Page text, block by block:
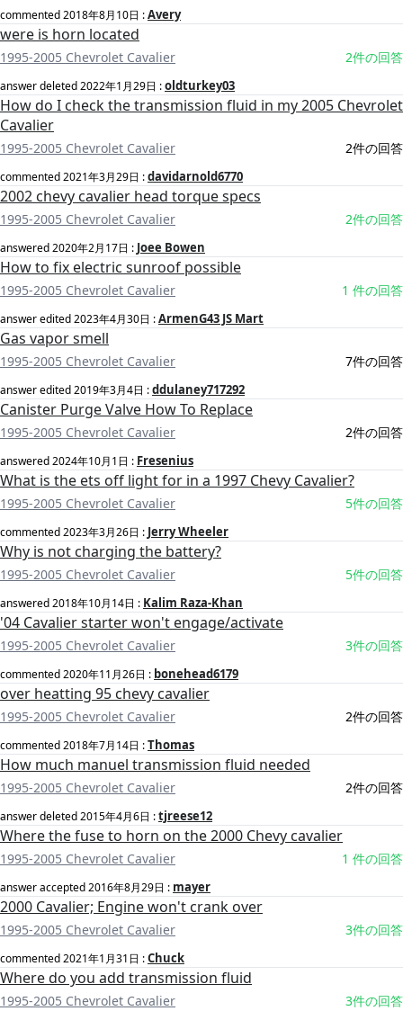
commented2018年8月10日 :Avery
were is horn located
1995-2005 Chevrolet Cavalier 2件の回答
answer deleted2022年1月29日 :oldturkey03
How do I check the transmission fluid in my 2005 Chevrolet
Cavalier
1995-2005 Chevrolet Cavalier 2件の回答
commented2021年3月29日 :davidarnold6770
2002 chevy cavalier head torque specs
1995-2005 Chevrolet Cavalier 2件の回答
answered2020年2月17日 : Joee Bowen
How to fix electric sunroof possible
1995-2005 Chevrolet Cavalier 1 件の回答
answer edited2023年4月30日 :ArmenG43 JS Mart
Gas vapor smell
1995-2005 Chevrolet Cavalier 7件の回答
answer edited2019年3月4日 :ddulaney717292
Canister Purge Valve How To Replace
1995-2005 Chevrolet Cavalier 2件の回答
answered2024年10月1日 : Fresenius
What is the ets off light for in a 1997 Chevy Cavalier?
1995-2005 Chevrolet Cavalier 5件の回答
commented2023年3月26日 : Jerry Wheeler
Why is not charging the battery?
1995-2005 Chevrolet Cavalier 5件の回答
answered2018年10月14日 : Kalim Raza-Khan
'04 Cavalier starter won't engage/activate
1995-2005 Chevrolet Cavalier 3件の回答
commented2020年11月26日 : bonehead6179
over heatting 95 chevy cavalier
1995-2005 Chevrolet Cavalier 2件の回答
commented2018年7月14日 :Thomas
How much manuel transmission fluid needed
1995-2005 Chevrolet Cavalier 2件の回答
answer deleted2015年4月6日 :tjreese12
Where the fuse to horn on the 2000 Chevy cavalier
1995-2005 Chevrolet Cavalier 1 件の回答
answer accepted2016年8月29日 : mayer
2000 Cavalier; Engine won't crank over
1995-2005 Chevrolet Cavalier 3件の回答
commented2021年1月31日 :Chuck
Where do you add transmission fluid
1995-2005 Chevrolet Cavalier 3件の回答